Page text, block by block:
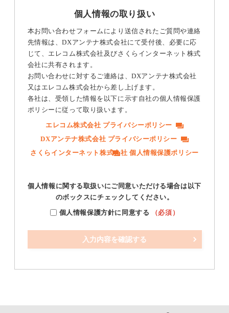
個人情報の取り扱い
本お問い合わせフォームにより送信されたご質問や連絡
先情報は、DXアンテナ株式会社にて受付後、必要に応
じて、エレコム株式会社及びさくらインターネット株式
会社に共有されます。
お問い合わせに対するご連絡は、DXアンテナ株式会社
又はエレコム株式会社から差し上げます。
各社は、受領した情報を以下に示す自社の個人情報保護
ポリシーに従って取り扱います。
エレコム株式会社 プライバシーポリシー
DXアンテナ株式会社 プライバシーポリシー
さくらインターネット株式会社 個人情報保護ポリシー
個人情報に関する取扱いにご同意いただける場合は以下
のボックスにチェックしてください。
個人情報保護方針に同意する
（必須）